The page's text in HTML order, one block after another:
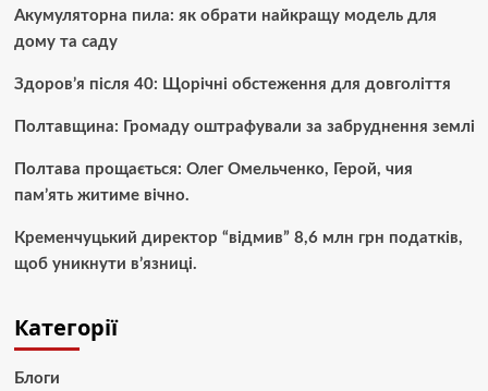
Акумуляторна пила: як обрати найкращу модель для
дому та саду
Здоров’я після 40: Щорічні обстеження для довголіття
Полтавщина: Громаду оштрафували за забруднення землі
Полтава прощається: Олег Омельченко, Герой, чия
пам’ять житиме вічно.
Кременчуцький директор “відмив” 8,6 млн грн податків,
щоб уникнути в’язниці.
Категорії
Блоги